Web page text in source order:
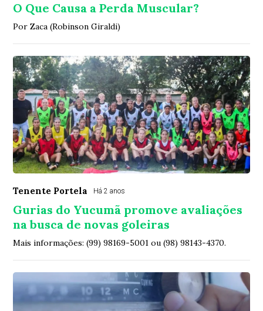
O Que Causa a Perda Muscular?
Por Zaca (Robinson Giraldi)
Tenente Portela Há 2 anos
Gurias do Yucumã promove avaliações
na busca de novas goleiras
Mais informações: (99) 98169-5001 ou (98) 98143-4370.